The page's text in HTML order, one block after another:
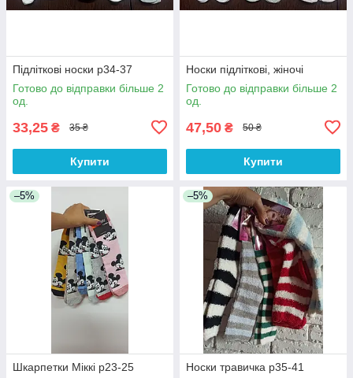
Підліткові носки р34-37
Готово до відправки більше 2
од.
33,25 ₴ 35 ₴
Купити
Носки підліткові, жіночі
Готово до відправки більше 2
од.
47,50 ₴ 50 ₴
Купити
–5%
Шкарпетки Міккі р23-25
–5%
Носки травичка р35-41